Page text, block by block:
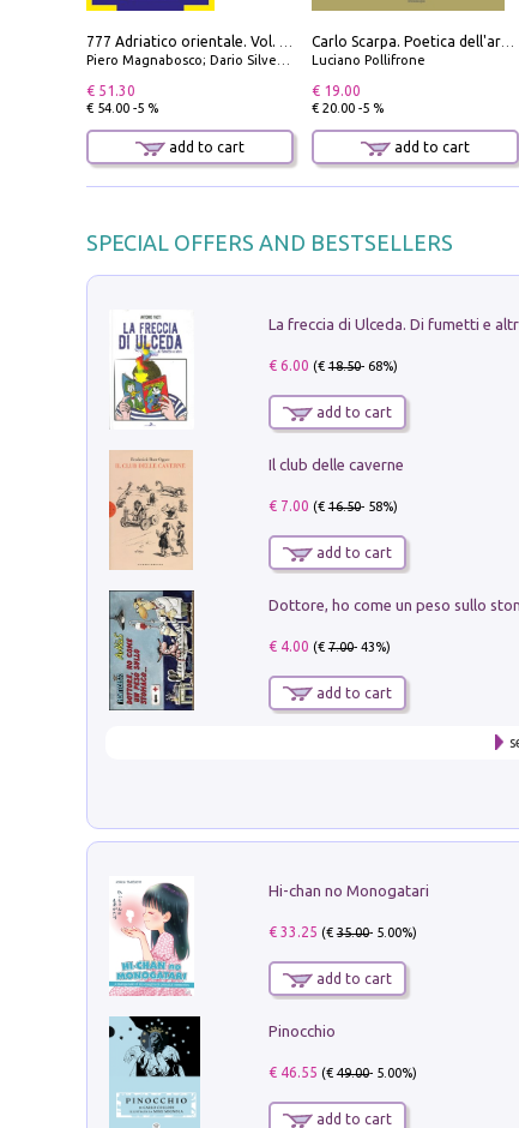
Piero Magnabosco; Dario Silvestro; Marco Sbrizzi
€ 51.30
€ 54.00 -5 %
add to cart
Luciano Pollifrone
€ 19.00
€ 20.00 -5 %
add to cart
SPECIAL OFFERS AND BESTSELLERS
La freccia di Ulceda. Di fumetti e
€ 6.00 (€18.50- 68%)
add to cart
Il club delle caverne
€ 7.00 (€16.50- 58%)
add to cart
€ 4.00 (€7.00- 43%)
add to cart
Hi-chan no Monogatari
€ 33.25 (€35.00- 5.00%)
add to cart
Pinocchio
€ 46.55 (€49.00- 5.00%)
add to cart